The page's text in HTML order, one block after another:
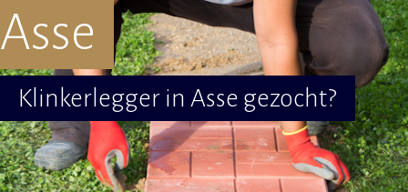
Asse
Klinkerlegger in Asse gezocht?